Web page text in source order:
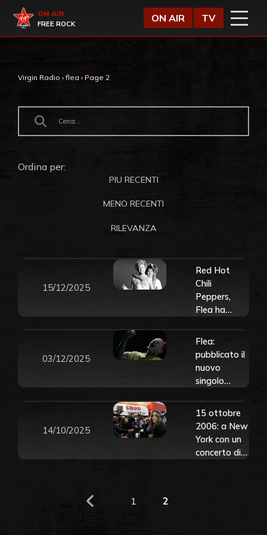
Virgin Radio
ON AIR
FREE ROCK
ON AIR TV
Virgin Radio › flea › Page 2
Ordina per:
PIU RECENTI
MENO RECENTI
RILEVANZA
15/12/2025
Red Hot
Chili
Peppers,
Flea ha
come lui ed
Anthony
Kiedis
riuscivano
negli anni ’70
ad entrare
ad ogni
concerto
03/12/2025
Flea:
pubblicato il
nuovo
singolo
Plea”.
Ascoltalo
qui e guarda
14/10/2025
15 ottobre
2006: a New
York con un
concerto di
1 2